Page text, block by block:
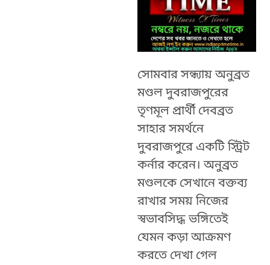
সোমবার সন্ধ্যায় অনুব্রত
মণ্ডল দুবরাজপুরের
তৃণমূল প্রার্থী দেবব্রত
সাহার সমর্থনে
দুবরাজপুরে একটি স্ট্রিট
কর্নার করেন। অনুব্রত
মণ্ডলকে সেখানে বক্তব্য
রাখার সময় নিজের
স্বভাবসিদ্ধ ভঙ্গিতেই
যেমন কড়া আক্রমণ
করতে দেখা গেল